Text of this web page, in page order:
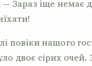
— Зараз іще немає
повіки нашого
двоє сірих очей.